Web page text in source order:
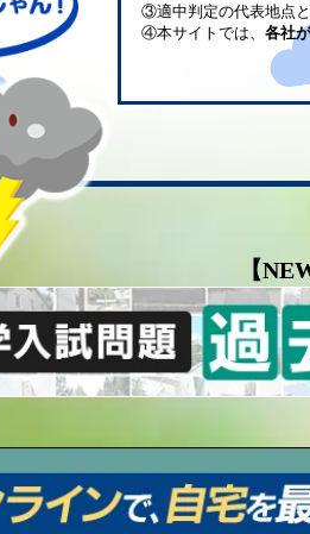
③適中判定の代表地点
④本サイトでは、 各社
【